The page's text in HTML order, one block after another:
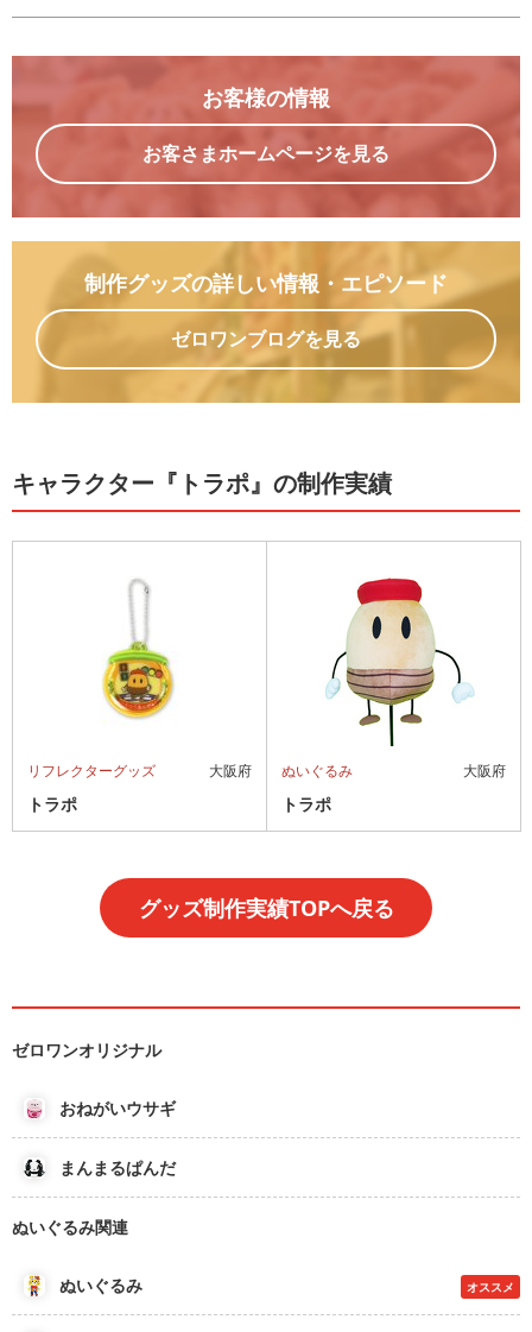
お客様の情報
お客さまホームページを見る
制作グッズの詳しい情報 ・エピソード
ゼロワンブログを見る
キャラクター『トラポ』の制作実績
リフレクターグッズ 大阪府
トラポ
ぬいぐるみ 大阪府
トラポ
グッズ制作実績TOPへ戻る
ゼロワンオリジナル
おねがいウサギ
まんまるぱんだ
ぬいぐるみ関連
ぬいぐるみ オススメ